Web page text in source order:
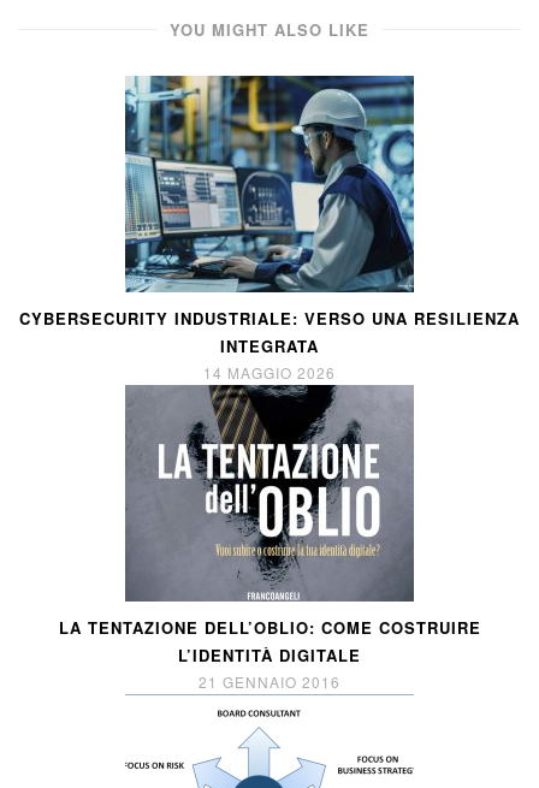
YOU MIGHT ALSO LIKE
CYBERSECURITY INDUSTRIALE: VERSO UNA RESILIENZA
INTEGRATA
14 MAGGIO 2026
LA TENTAZIONE DELL’OBLIO: COME COSTRUIRE
L’IDENTITÀ DIGITALE
21 GENNAIO 2016